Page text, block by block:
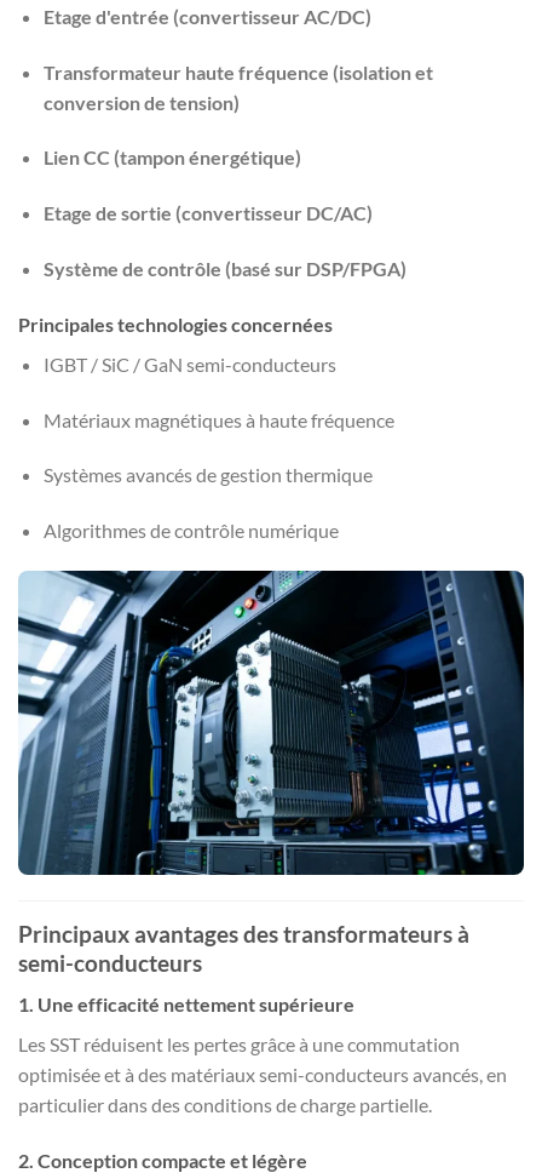
Etage d'entrée (convertisseur AC/DC)
Transformateur haute fréquence (isolation et
conversion de tension)
Lien CC (tampon énergétique)
Etage de sortie (convertisseur DC/AC)
Système de contrôle (basé sur DSP/FPGA)
Principales technologies concernées
IGBT / SiC / GaN semi-conducteurs
Matériaux magnétiques à haute fréquence
Systèmes avancés de gestion thermique
Algorithmes de contrôle numérique
Principaux avantages des transformateurs à
semi-conducteurs
1. Une efficacité nettement supérieure
Les SST réduisent les pertes grâce à une commutation
optimisée et à des matériaux semi-conducteurs avancés, en
particulier dans des conditions de charge partielle.
2. Conception compacte et légère